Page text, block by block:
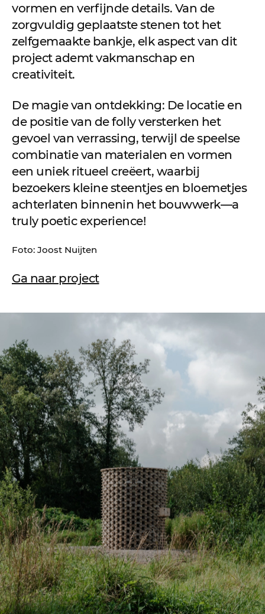
vormen en verfijnde details. Van de
zorgvuldig geplaatste stenen tot het
zelfgemaakte bankje, elk aspect van dit
project ademt vakmanschap en
creativiteit.
De magie van ontdekking: De locatie en
de positie van de folly versterken het
gevoel van verrassing, terwijl de speelse
combinatie van materialen en vormen
een uniek ritueel creëert, waarbij
bezoekers kleine steentjes en bloemetjes
achterlaten binnenin het bouwwerk—a
truly poetic experience!
Foto: Joost Nuijten
Ga naar project